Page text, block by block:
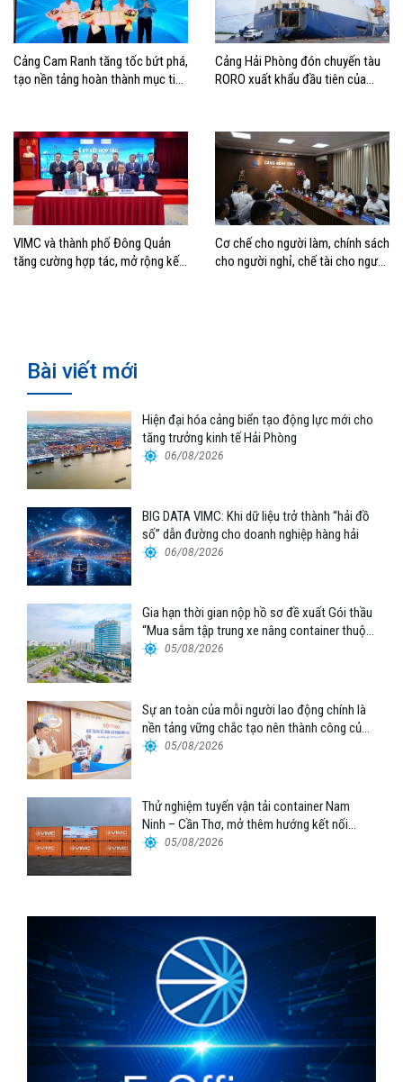
Cảng Cam Ranh tăng tốc bứt phá,
tạo nền tảng hoàn thành mục tiêu
Cảng Hải Phòng đón chuyến tàu
RORO xuất khẩu đầu tiên của
VIMC và thành phố Đông Quản
tăng cường hợp tác, mở rộng kết
Cơ chế cho người làm, chính sách
cho người nghỉ, chế tài cho người
Bài viết mới
Hiện đại hóa cảng biển tạo động lực mới cho
tăng trưởng kinh tế Hải Phòng
06/08/2026
BIG DATA VIMC: Khi dữ liệu trở thành “hải đồ
số” dẫn đường cho doanh nghiệp hàng hải
06/08/2026
Gia hạn thời gian nộp hồ sơ đề xuất Gói thầu
“Mua sắm tập trung xe nâng container thuộc
Tổng công ty Hàng hải Việt Nam – CTCP”
05/08/2026
Sự an toàn của mỗi người lao động chính là
nền tảng vững chắc tạo nên thành công của
Cảng Đà Nẵng
05/08/2026
Thử nghiệm tuyến vận tải container Nam
Ninh – Cần Thơ, mở thêm hướng kết nối
logistics cho ĐBSCL
05/08/2026